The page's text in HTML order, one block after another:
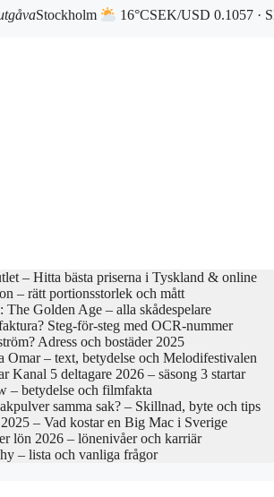
Stockholm 16°CSEK/USD 0.1057 ·
– Hitta bästa priserna i Tyskland & online
– rätt portionsstorlek och mått
Golden Age – alla skådespelare
Steg-för-steg med OCR-nummer
Adress och bostäder 2025
Omar – text, betydelse och Melodifestivalen
Kanal 5 deltagare 2026 – säsong 3 startar
– betydelse och filmfakta
samma sak? – Skillnad, byte och tips
– Vad kostar en Big Mac i Sverige
lön 2026 – lönenivåer och karriär
– lista och vanliga frågor